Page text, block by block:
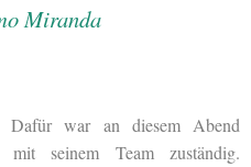
Dafür war an diesem Abend
seinem Team zuständig.